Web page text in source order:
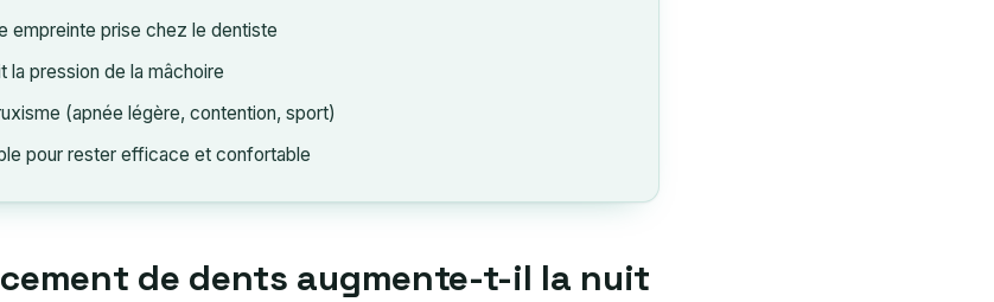
empreinte prise chez le dentiste
la pression de la mâchoire
(apnée légère, contention, sport)
pour rester efficace et confortable
de dents augmente-t-il la nuit